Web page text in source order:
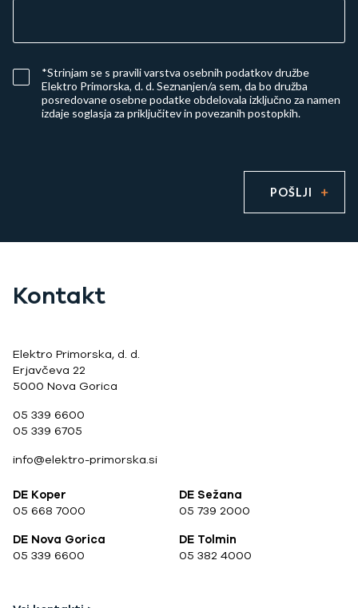
Kontakt
Elektro Primorska, d. d.
Erjavčeva 22
5000 Nova Gorica
05 339 6600
05 339 6705
info@elektro-primorska.si
DE Koper
05 668 7000
DE Sežana
05 739 2000
DE Nova Gorica
05 339 6600
DE Tolmin
05 382 4000
*Strinjam se s pravili varstva osebnih podatkov družbe
Elektro Primorska, d. d.Seznanjen/a sem, da bo družba
posredovane osebne podatke obdelovala izključno za namen
izdaje soglasja za priključitev in povezanih postopkih.
POŠLJI